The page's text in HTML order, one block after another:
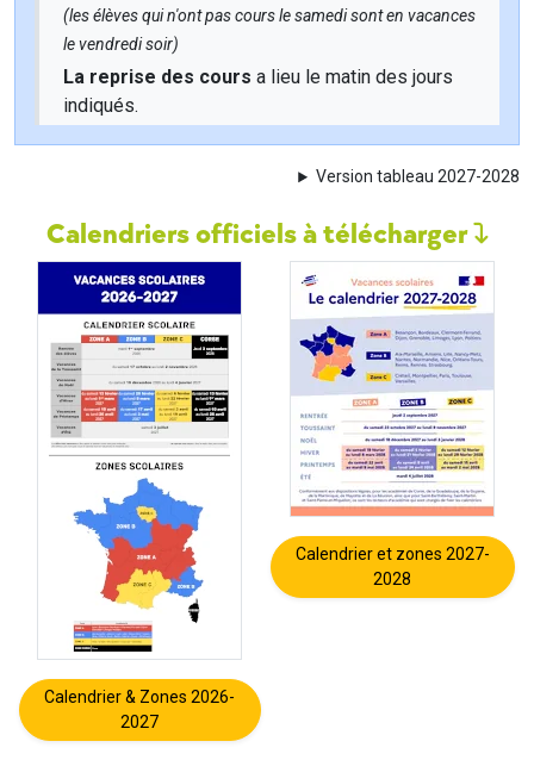
(les élèves qui n'ont pas cours le samedi sont en vacances
le vendredi soir)
La reprise des cours a lieu le matin des jours
indiqués.
Version tableau 2027-2028
Calendriers officiels à télécharger
Calendrier & Zones 2026-
2027
Calendrier et zones 2027-
2028